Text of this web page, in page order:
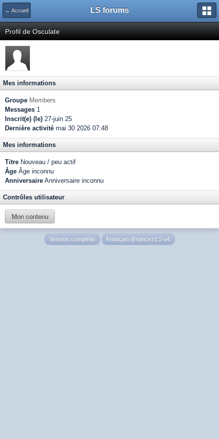
← Accueil LS forums
Profil de Osculate
Mes informations
Groupe Members
Messages 1
Inscrit(e) (le) 27-juin 25
Dernière activité mai 30 2026 07:48
Mes informations
Titre Nouveau / peu actif
Âge Âge inconnu
Anniversaire Anniversaire inconnu
Contrôles utilisateur
Mon contenu
Version complète Français (France) LS v4